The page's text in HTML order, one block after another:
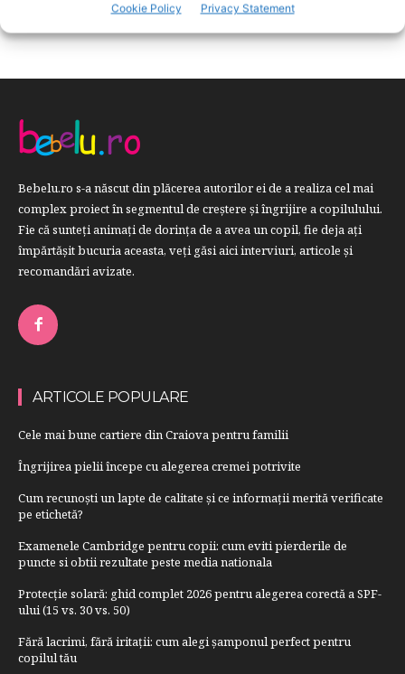
Cookie Policy Privacy Statement
Bebelu.ro s-a născut din plăcerea autorilor ei de a realiza cel mai
complex proiect în segmentul de creştere şi îngrijire a copilulului.
Fie că sunteţi animaţi de dorinţa de a avea un copil, fie deja aţi
împărtăşit bucuria aceasta, veți găsi aici interviuri, articole şi
recomandări avizate.
ARTICOLE POPULARE
Cele mai bune cartiere din Craiova pentru familii
Îngrijirea pielii începe cu alegerea cremei potrivite
Cum recunoști un lapte de calitate și ce informații merită verificate
pe etichetă?
Examenele Cambridge pentru copii: cum eviti pierderile de
puncte si obtii rezultate peste media nationala
Protecție solară: ghid complet 2026 pentru alegerea corectă a SPF-
ului (15 vs. 30 vs. 50)
Fără lacrimi, fără iritații: cum alegi șamponul perfect pentru
copilul tău